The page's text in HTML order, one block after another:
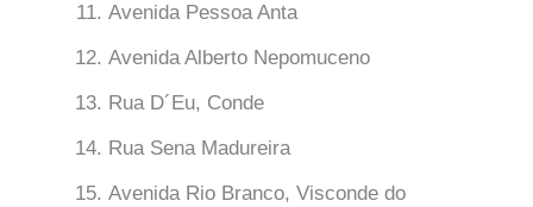
Avenida Pessoa Anta
Avenida Alberto Nepomuceno
Rua D´Eu, Conde
Rua Sena Madureira
Avenida Rio Branco, Visconde do